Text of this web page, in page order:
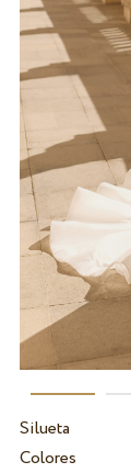
Silueta
Colores